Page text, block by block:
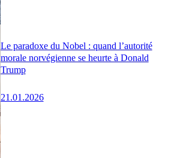
Le paradoxe du Nobel : quand l’autorité
morale norvégienne se heurte à Donald
Trump
21.01.2026